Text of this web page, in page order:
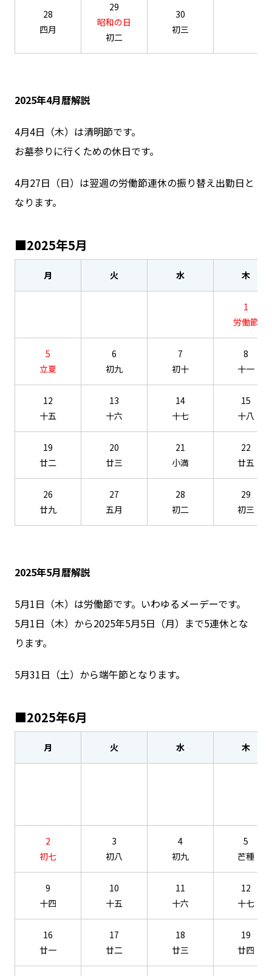
28
四月
29
昭和の日
初二
30
初三
2025年4月暦解説
4月4日（木）は清明節です。
お墓参りに行くための休日です。
4月27日（日）は翌週の労働節連休の振り替え出勤日と
なります。
■2025年5月
月 火 水 木
1
労働節
5
立夏
6
初九
7
初十
8
十一
12
十五
13
十六
14
十七
15
十八
19
廿二
20
廿三
21
小満
22
廿五
26
廿九
27
五月
28
初二
29
初三
2025年5月暦解説
5月1日（木）は労働節です。いわゆるメーデーです。
5月1日（木）から2025年5月5日（月）まで5連休とな
ります。
5月31日（土）から端午節となります。
■2025年6月
月 火 水 木
2
初七
3
初八
4
初九
5
芒種
9
十四
10
十五
11
十六
12
十七
16
廿一
17
廿二
18
廿三
19
廿四